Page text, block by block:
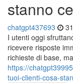
stanno
chatgpt437693
I utenti oggi
ricevere risposte
richieste di base,
https://
tuoi-clienti-cosa-